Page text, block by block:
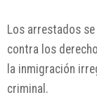
Los arrestados
contra los
la inmigración
criminal.